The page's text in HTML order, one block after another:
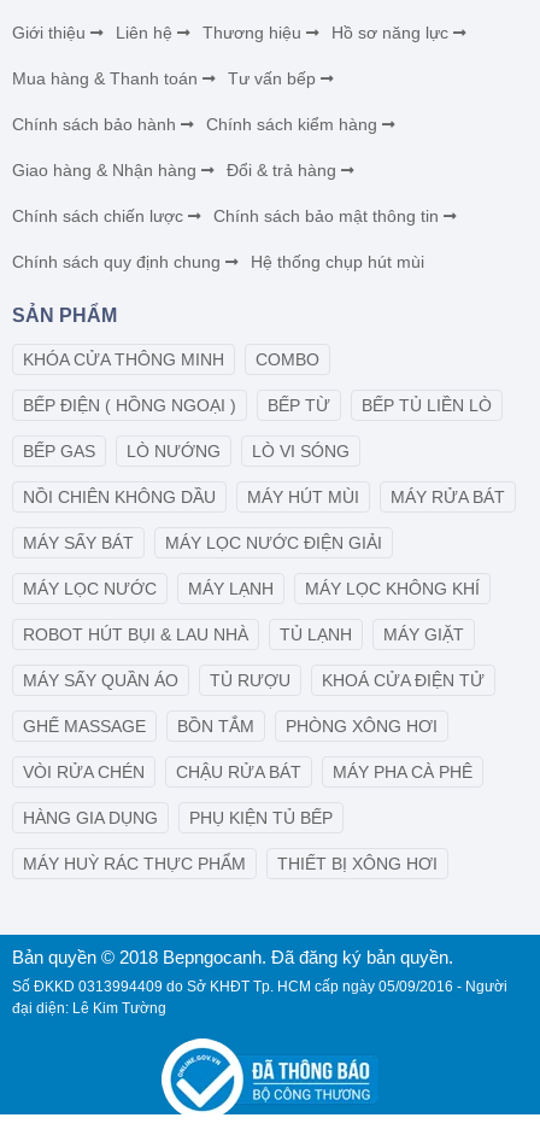
Giới thiệu Liên hệ Thương hiệu Hồ sơ năng lực
Mua hàng & Thanh toán Tư vấn bếp
Chính sách bảo hành Chính sách kiểm hàng
Giao hàng & Nhận hàng Đổi & trả hàng
Chính sách chiến lược Chính sách bảo mật thông tin
Chính sách quy định chung Hệ thống chụp hút mùi
SẢN PHẨM
KHÓA CỬA THÔNG MINH COMBO
BẾP ĐIỆN ( HỒNG NGOẠI ) BẾP TỪ BẾP TỦ LIỀN LÒ
BẾP GAS LÒ NƯỚNG LÒ VI SÓNG
NỒI CHIÊN KHÔNG DẦU MÁY HÚT MÙI MÁY RỬA BÁT
MÁY SẤY BÁT MÁY LỌC NƯỚC ĐIỆN GIẢI
MÁY LỌC NƯỚC MÁY LẠNH MÁY LỌC KHÔNG KHÍ
ROBOT HÚT BỤI & LAU NHÀ TỦ LẠNH MÁY GIẶT
MÁY SẤY QUẦN ÁO TỦ RƯỢU KHOÁ CỬA ĐIỆN TỬ
GHẾ MASSAGE BỒN TẮM PHÒNG XÔNG HƠI
VÒI RỬA CHÉN CHẬU RỬA BÁT MÁY PHA CÀ PHÊ
HÀNG GIA DỤNG PHỤ KIỆN TỦ BẾP
MÁY HUỲ RÁC THỰC PHẨM THIẾT BỊ XÔNG HƠI
Bản quyền © 2018 Bepngocanh. Đã đăng ký bản quyền.
Số ĐKKD 0313994409 do Sở KHĐT Tp. HCM cấp ngày 05/09/2016 - Người
đại diện: Lê Kim Tường